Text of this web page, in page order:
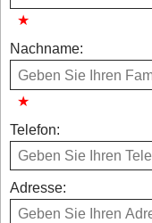
Nachname:
Telefon:
Adresse: